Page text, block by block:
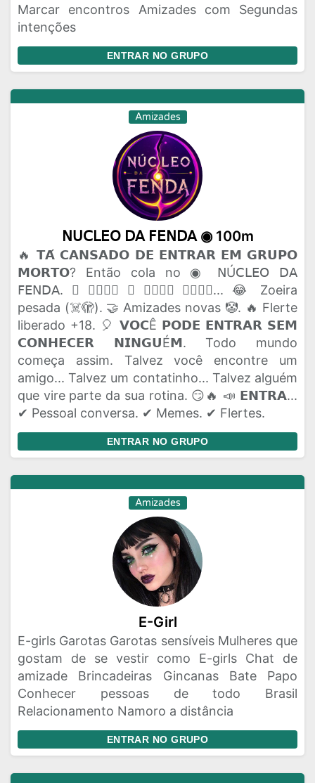
Marcar encontros Amizades com Segundas
intenções
ENTRAR NO GRUPO
Amizades
𝖭𝖴𝖢𝖫𝖤𝖮 𝖣𝖠 𝖥𝖤𝖭𝖣𝖠 ◉ 100m
🔥 𝗧𝗔́ 𝗖𝗔𝗡𝗦𝗔𝗗𝗢 𝗗𝗘 𝗘𝗡𝗧𝗥𝗔𝗥 𝗘𝗠 𝗚𝗥𝗨𝗣𝗢
𝗠𝗢𝗥𝗧𝗢? Então cola no ◉ 𝖭Ú𝖢𝖫𝖤𝖮 𝖣𝖠
𝖥𝖤𝖭𝖣𝖠. 🫟 𝗔𝗤𝗨𝗜 𝗢 𝗣𝗔𝗣𝗢 𝗙𝗟𝗨𝗜... 😂 Zoeira
pesada (☠️🫣). 🤝 Amizades novas 🤡. 🔥 Flerte
liberado +18. 🎈 𝗩𝗢𝗖Ê 𝗣𝗢𝗗𝗘 𝗘𝗡𝗧𝗥𝗔𝗥 𝗦𝗘𝗠
𝗖𝗢𝗡𝗛𝗘𝗖𝗘𝗥 𝗡𝗜𝗡𝗚𝗨É𝗠. Todo mundo
começa assim. Talvez você encontre um
amigo... Talvez um contatinho... Talvez alguém
que vire parte da sua rotina. 😏🔥 📣 𝗘𝗡𝗧𝗥𝗔...
✔ Pessoal conversa. ✔ Memes. ✔ Flertes.
ENTRAR NO GRUPO
Amizades
E-Girl
E-girls Garotas Garotas sensíveis Mulheres que
gostam de se vestir como E-girls Chat de
amizade Brincadeiras Gincanas Bate Papo
Conhecer pessoas de todo Brasil
Relacionamento Namoro a distância
ENTRAR NO GRUPO